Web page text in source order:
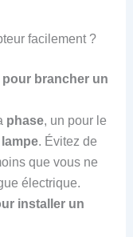
facilement ?
brancher un
phase, un pour le
. Évitez de
que vous ne
électrique.
installer un